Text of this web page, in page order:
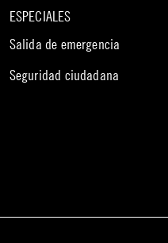
ESPECIALES
Salida de emergencia
Seguridad ciudadana